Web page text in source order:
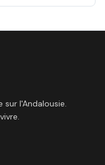
l'Andalousie.